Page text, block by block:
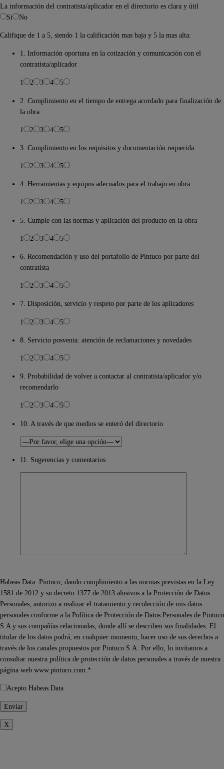
La información del contratista/aplicador en el directorio es clara y útil
Si
No
Califique de 1 a 5, siendo 1 la calificación mas baja y 5 la mas alta:
1. Información oportuna en la cotización y comunicación con el
contratista/aplicador
1 2 3 4 5
2. Cumplimiento en el tiempo de entrega acordado para finalización de
la obra
1 2 3 4 5
3. Cumplimiento en los requisitos y documentación requerida
1 2 3 4 5
4. Herramientas y equipos adecuados para el trabajo en obra
1 2 3 4 5
5. Cumple con las normas y aplicación del producto en la obra
1 2 3 4 5
6. Recomendación y uso del portafolio de Pintuco por parte del
contratista
1 2 3 4 5
7. Disposición, servicio y respeto por parte de los aplicadores
1 2 3 4 5
8. Servicio posventa: atención de reclamaciones y novedades
1 2 3 4 5
9. Probabilidad de volver a contactar al contratista/aplicador y/o
recomendarlo
1 2 3 4 5
10. A través de que medios se enteró del directorio
11. Sugerencias y comentarios
Habeas Data: Pintuco, dando cumplimiento a las normas previstas en la Ley
1581 de 2012 y su decreto 1377 de 2013 alusivos a la Protección de Datos
Personales, autorizo a realizar el tratamiento y recolección de mis datos
personales conforme a la Política de Protección de Datos Personales de Pintuco
S.A y sus compañías relacionadas, donde allí se describen sus finalidades. El
titular de los datos podrá, en cualquier momento, hacer uso de sus derechos a
través de los canales propuestos por Pintuco S.A. Por ello, lo invitamos a
consultar nuestra política de protección de datos personales a través de nuestra
página web www.pintuco.com.*
Acepto Habeas Data
X